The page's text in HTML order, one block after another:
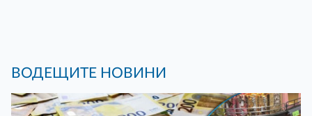
ВОДЕЩИТЕ НОВИНИ